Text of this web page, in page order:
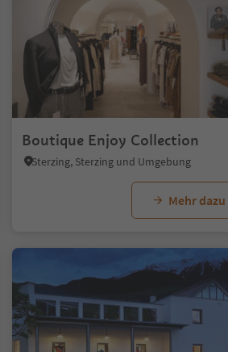
Boutique Enjoy Collection
Sterzing, Sterzing und Umgebung
Mehr dazu